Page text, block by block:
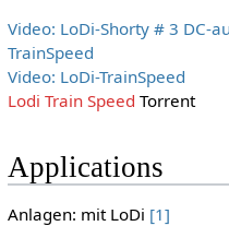
Video: LoDi-Shorty # 3 DC-
TrainSpeed
Video: LoDi-TrainSpeed
Lodi Train Speed Torrent
Applications
Anlagen: mit LoDi [1]